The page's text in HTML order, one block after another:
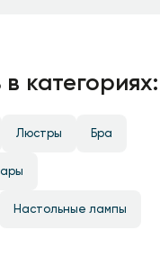
категориях:
Люстры Бра
Настольные лампы